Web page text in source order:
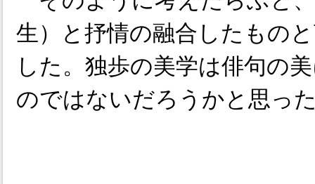
生）と抒情の融合したもの
した。独歩の美学は俳句の
のではないだろうかと思っ